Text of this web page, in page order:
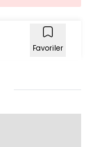
Favoriler